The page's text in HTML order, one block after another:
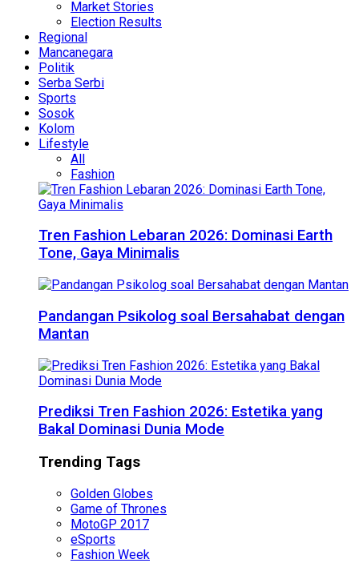
Market Stories
Election Results
Regional
Mancanegara
Politik
Serba Serbi
Sports
Sosok
Kolom
Lifestyle
All
Fashion
Tren Fashion Lebaran 2026: Dominasi Earth
Tone, Gaya Minimalis
Pandangan Psikolog soal Bersahabat dengan
Mantan
Prediksi Tren Fashion 2026: Estetika yang
Bakal Dominasi Dunia Mode
Trending Tags
Golden Globes
Game of Thrones
MotoGP 2017
eSports
Fashion Week